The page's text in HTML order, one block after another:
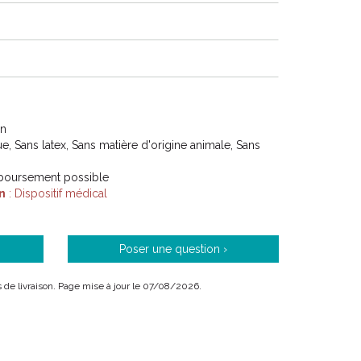
QUALITE
dans le monde. Les pessaires Milex sont
du silicone médical de haute qualité, ultra résistant,
de femmes dans le monde, et leur apportent au
besoin et la liberté à laquelle nous avons toutes
plusieurs mois, et ne déclenche pas de réactions
font également le matériau le plus confortable, et
lors de l’ insertion et du retrait du pessaire.
Sans latex, Sans matière d'origine animale, Sans
possible
: Dispositif médical
Poser une question ›
de livraison. Page mise à jour le 07/08/2026.